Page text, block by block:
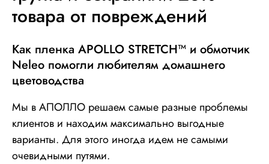
товара от повреждений
Как пленка APOLLO STRETCH™ и обмотчик
Neleo помогли любителям домашнего
цветоводства
Мы в АПОЛЛО решаем самые разные проблемы
клиентов и находим максимально выгодные
варианты. Для этого иногда идем не самыми
очевидными путями.